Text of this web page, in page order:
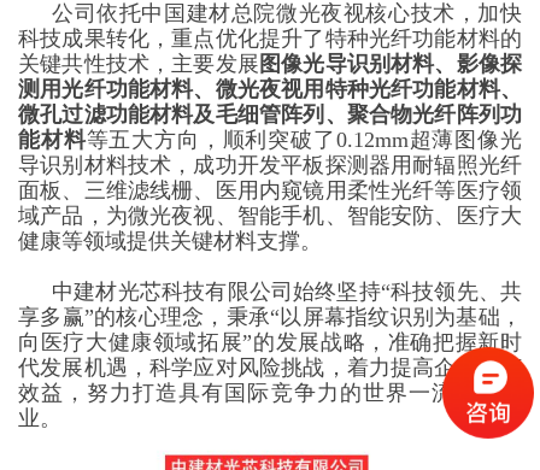
公司依托中国建材总院微光夜视核心技术，加快
科技成果转化，重点优化提升了特种光纤功能材料的
关键共性技术，主要发展 图像光导识别材料、影像探
测用光纤功能材料、微光夜视用特种光纤功能材料、
微孔过滤功能材料及毛细管阵列、聚合物光纤阵列功
能材料等五大方向，顺利突破了0.12mm超薄图像光
导识别材料技术，成功开发平板探测器用耐辐照光纤
面板、三维滤线栅、医用内窥镜用柔性光纤等医疗领
域产品，为微光夜视、智能手机、智能安防、医疗大
健康等领域提供关键材料支撑。
中建材光芯科技有限公司始终坚持“科技领先、共
享多赢”的核心理念，秉承“以屏幕指纹识别为基础，
向医疗大健康领域拓展”的发展战略，准确把握新时
代发展机遇，科学应对风险挑战，着力提高企业经济
效益，努力打造具有国际竞争力的世界一流科技企
业。